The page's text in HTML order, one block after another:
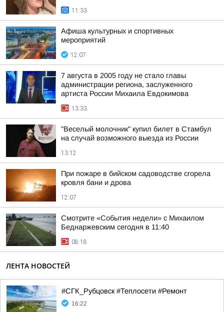
11:33
Афиша культурных и спортивных
мероприятий
12:07
7 августа в 2005 году не стало главы
администрации региона, заслуженного
артиста России Михаила Евдокимова
13:33
"Веселый молочник" купил билет в Стамбул
на случай возможного выезда из России
13:12
При пожаре в бийском садоводстве сгорела
кровля бани и дрова
12:07
Смотрите «События недели» с Михаилом
Беднаржевским сегодня в 11:40
08:18
ЛЕНТА НОВОСТЕЙ
#СГК_Рубцовск #Теплосети #Ремонт
16:22